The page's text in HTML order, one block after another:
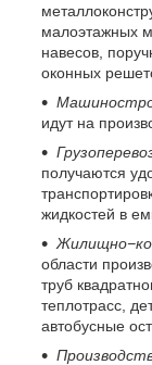
малоэтажных
навесов,
оконных
идут на
получаются
жидкостей в
области
труб
теплотрасс,
автобусные